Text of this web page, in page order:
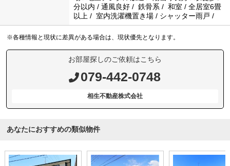
分以内 / 通風良好 / 鉄骨系 / 和室 / 全居室6畳
以上 / 室内洗濯機置き場 / シャッター雨戸 /
※各種情報と現状に差異がある場合は、現状優先となります。
お部屋探しのご依頼はこちら
079-442-0748
相生不動産株式会社
あなたにおすすめの類似物件